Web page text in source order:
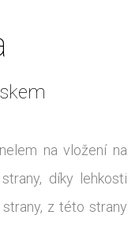
na vložení na
díky lehkosti
z této strany